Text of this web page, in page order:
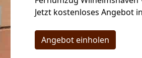
Jetzt kostenloses Angebot
Angebot einholen